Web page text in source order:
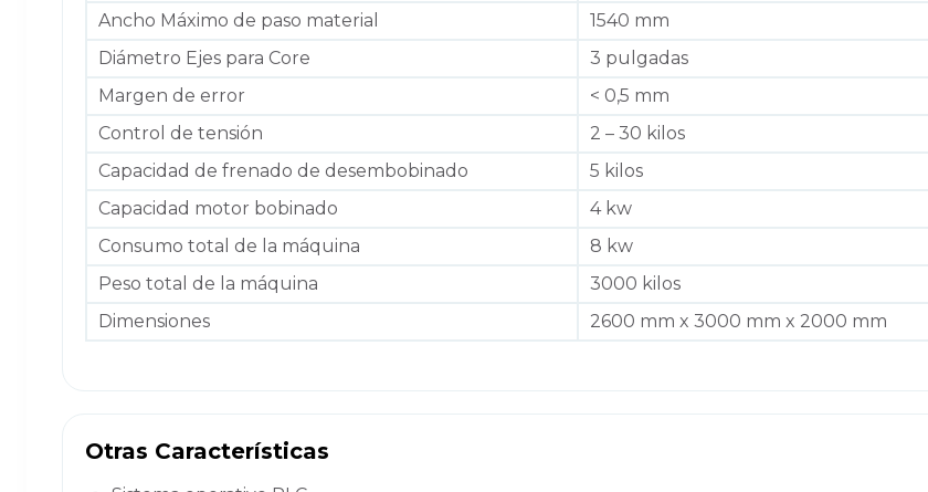
Ancho Máximo de paso material
1540 mm
Diámetro Ejes para Core
3 pulgadas
Margen de error
< 0,5 mm
Control de tensión
2 – 30 kilos
Capacidad de frenado de desembobinado
5 kilos
Capacidad motor bobinado
4 kw
Consumo total de la máquina
8 kw
Peso total de la máquina
3000 kilos
Dimensiones
2600 mm x 3000 mm x 2000 mm
Otras Características